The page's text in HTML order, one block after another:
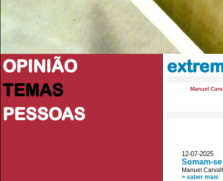
OPINIÃO
TEMAS
PESSOAS
Manuel
12-07-2025
Somam-
Manuel
> saber mais